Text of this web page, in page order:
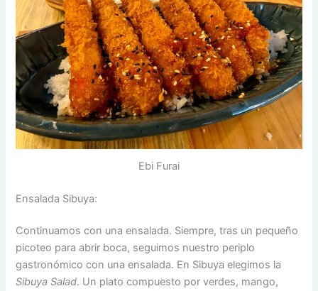
Ebi Furai
Ensalada Sibuya:
Continuamos con una ensalada. Siempre, tras un pequeño
picoteo para abrir boca, seguimos nuestro periplo
gastronómico con una ensalada. En Sibuya elegimos la
Sibuya Salad. Un plato compuesto por verdes, mango,